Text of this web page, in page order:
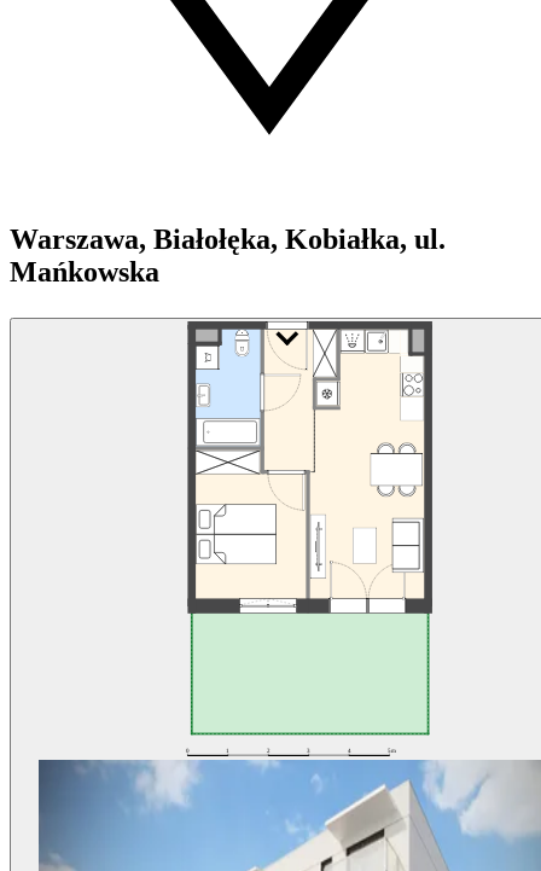
Warszawa, Białołęka, Kobiałka, ul.
Mańkowska